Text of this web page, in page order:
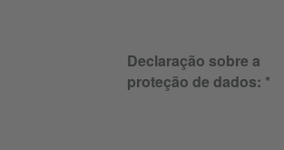
Declaração sobre a
proteção de dados: